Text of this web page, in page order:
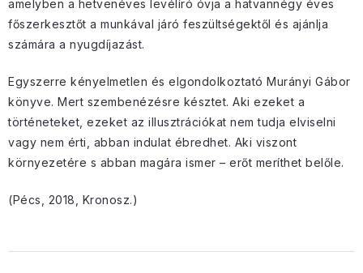
amelyben a hetvenéves levélíró óvja a hatvannégy éves
főszerkesztőt a munkával járó feszültségektől és ajánlja
számára a nyugdíjazást.
Egyszerre kényelmetlen és elgondolkoztató Murányi Gábor
könyve. Mert szembenézésre késztet. Aki ezeket a
történeteket, ezeket az illusztrációkat nem tudja elviselni
vagy nem érti, abban indulat ébredhet. Aki viszont
környezetére s abban magára ismer – erőt meríthet belőle.
(Pécs, 2018, Kronosz.)